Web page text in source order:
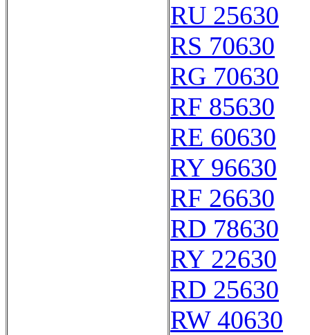
RU 25630
RS 70630
RG 70630
RF 85630
RE 60630
RY 96630
RF 26630
RD 78630
RY 22630
RD 25630
RW 40630